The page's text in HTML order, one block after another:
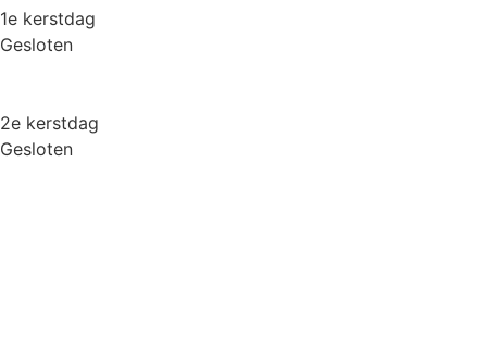
1e kerstdag
Gesloten
2e kerstdag
Gesloten